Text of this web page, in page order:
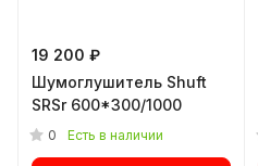
19 200 ₽
Шумоглушитель Shuft
SRSr 600*300/1000
0 Есть в наличии